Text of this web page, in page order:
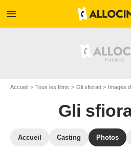
menu
Accueil Tous les films Gli sfiorati Images
Gli
Accueil Casting Photos